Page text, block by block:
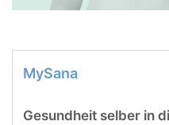
MySana
Gesundheit selber in